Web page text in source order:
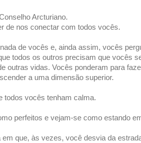
Arcturiano.
de nos conectar com todos vocês.
de vocês e, ainda assim, vocês
todos os outros precisam que vocês
outras vidas. Vocês ponderam para
a uma dimensão superior.
todos vocês tenham calma.
perfeitos e vejam-se como estando
em que, às vezes, você desvia da